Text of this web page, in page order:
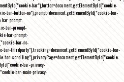
bar"),button=document.getElementById("cookie-
bar-button-no"),prompt=document.getElementById("cookie-bar-
bar-prompt-
bar-prompt-
bar-prompt-
bar-no-
bar-thirdparty"),tracking=document.getElementById("cookie-bar-
bar-scrolling"),privacyPage=document.getElementById("cookie-
bar-privacy-
bar-main-privacy-